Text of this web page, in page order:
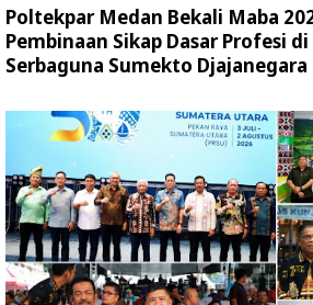
Poltekpar Medan Bekali Maba
Pembinaan Sikap Dasar Profesi
Serbaguna Sumekto Djajanegara